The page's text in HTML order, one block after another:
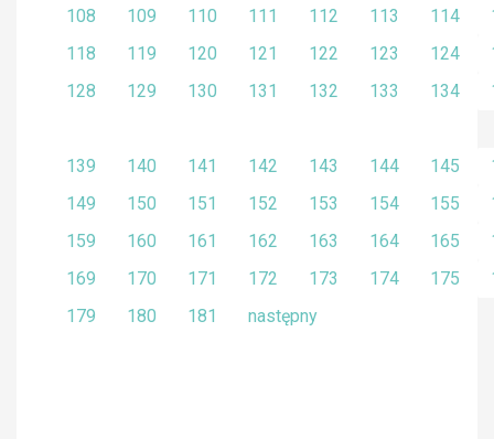
108
109 110 111 112 113 114
118
119 120 121 122 123 124
128
129 130 131 132 133 134
139 140 141 142 143 144 145
149
150 151 152 153 154 155
159
160 161 162 163 164 165
169
170 171 172 173 174 175
179
180 181 następny